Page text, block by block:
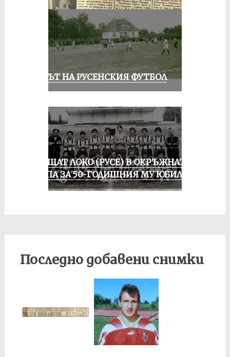
ВЕКЪТ НА РУСЕНСКИЯ ФУТБОЛ
ПРАЩАТ ЛОКО (РУСЕ) В ОКРЪЖНАТА
ГРУПА ЗА 50-ГОДИШНИЯ МУ ЮБИЛЕЙ
Последно добавени снимки